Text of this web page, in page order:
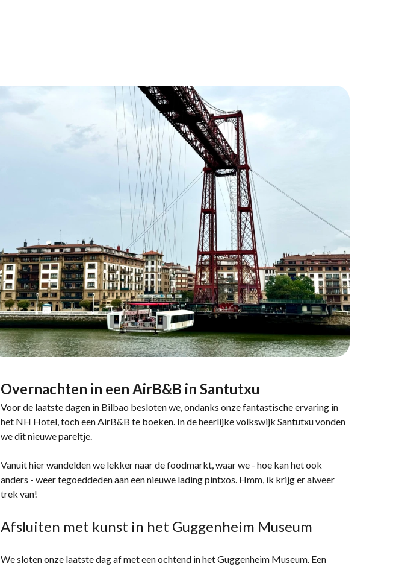
Overnachten in een AirB&B in Santutxu
Voor de laatste dagen in Bilbao besloten we, ondanks onze fantastische ervaring in
het NH Hotel, toch een AirB&B te boeken. In de heerlijke volkswijk Santutxu vonden
we dit nieuwe pareltje.
Vanuit hier wandelden we lekker naar de foodmarkt, waar we - hoe kan het ook
anders - weer tegoeddeden aan een nieuwe lading pintxos. Hmm, ik krijg er alweer
trek van!
Afsluiten met kunst in het Guggenheim Museum
We sloten onze laatste dag af met een ochtend in het Guggenheim Museum. Een